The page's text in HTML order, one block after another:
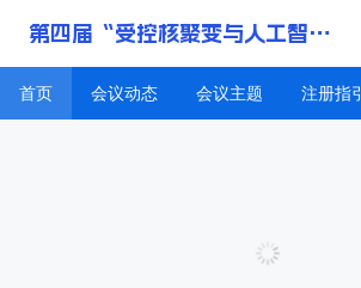
第四届“受控核聚变与人工智能技术”学术会议
首页 会议动态 会议主题 注册指引